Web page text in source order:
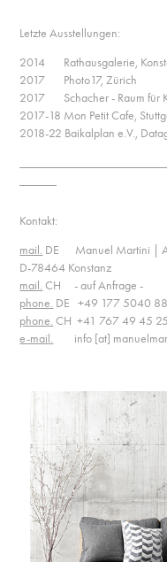
Letzte Ausstellungen:
2014 Rathausgalerie,
2017 Photo17, Zürich
2017 Schacher - Raum für
2017-18 Mon Petit Cafe,
2018-22 Baikalplan e.V.,
Kontakt:
mail. DE Manuel Martini |
D-78464 Konstanz
mail. CH - auf Anfrage -
phone. DE +49 177 5040
phone. CH +41 767 49 45 25
e-mail. info [at]